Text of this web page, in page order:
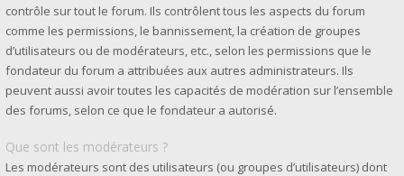
contrôle sur tout le forum. Ils contrôlent tous les aspects du forum
comme les permissions, le bannissement, la création de groupes
d’utilisateurs ou de modérateurs, etc., selon les permissions que le
fondateur du forum a attribuées aux autres administrateurs. Ils
peuvent aussi avoir toutes les capacités de modération sur l’ensemble
des forums, selon ce que le fondateur a autorisé.
Que sont les modérateurs ?
Les modérateurs sont des utilisateurs (ou groupes d’utilisateurs) dont